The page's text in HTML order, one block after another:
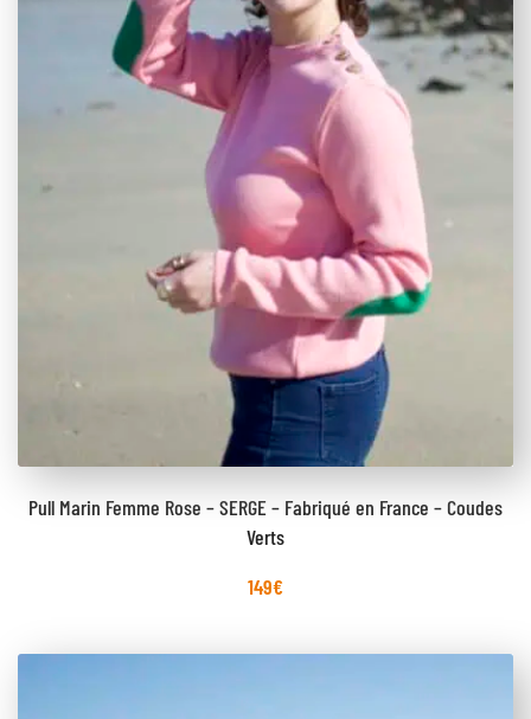
Pull Marin Femme Rose – SERGE – Fabriqué en France – Coudes
Verts
149€